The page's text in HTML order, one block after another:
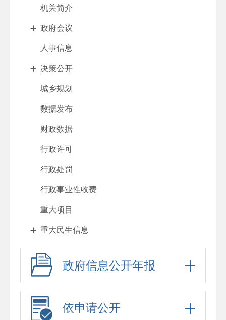
机关简介
政府会议
人事信息
决策公开
城乡规划
数据发布
财政数据
行政许可
行政处罚
行政事业性收费
重大项目
重大民生信息
人大代表建议、政协委员提案办理
政府工作报告
其他法定公开
政府信息公开标准目录
政府信息公开年报
依申请公开